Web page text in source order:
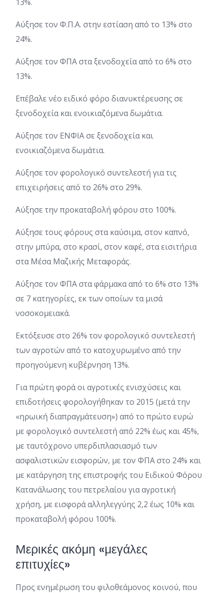
Αύξησε τον Φ.Π.Α. στην εστίαση από το 13% στο
24%.
Αύξησε τον ΦΠΑ στα ξενοδοχεία από το 6% στο
13%.
Επέβαλε νέο ειδικό φόρο διανυκτέρευσης σε
ξενοδοχεία και ενοικιαζόμενα δωμάτια.
Αύξησε τον ΕΝΦΙΑ σε ξενοδοχεία και
ενοικιαζόμενα δωμάτια.
Αύξησε τον φορολογικό συντελεστή για τις
επιχειρήσεις από το 26% στο 29%.
Αύξησε την προκαταβολή φόρου στο 100%.
Αύξησε τους φόρους στα καύσιμα, στον καπνό,
στην μπύρα, στο κρασί, στον καφέ, στα εισιτήρια
στα Μέσα Μαζικής Μεταφοράς.
Αύξησε τον ΦΠΑ στα φάρμακα από το 6% στο 13%
σε 7 κατηγορίες, εκ των οποίων τα μισά
νοσοκομειακά.
Εκτόξευσε στο 26% τον φορολογικό συντελεστή
των αγροτών από το κατοχυρωμένο από την
προηγούμενη κυβέρνηση 13%.
Για πρώτη φορά οι αγροτικές ενισχύσεις και
επιδοτήσεις φορολογήθηκαν το 2015 (μετά την
«ηρωική διαπραγμάτευση») από το πρώτο ευρώ
με φορολογικό συντελεστή από 22% έως και 45%,
με ταυτόχρονο υπερδιπλασιασμό των
ασφαλιστικών εισφορών, με τον ΦΠΑ στο 24% και
με κατάργηση της επιστροφής του Ειδικού Φόρου
Κατανάλωσης του πετρελαίου για αγροτική
χρήση, με εισφορά αλληλεγγύης 2,2 έως 10% και
προκαταβολή φόρου 100%.
Μερικές ακόμη «μεγάλες
επιτυχίες»
Προς ενημέρωση του φιλοθεάμονος κοινού, που